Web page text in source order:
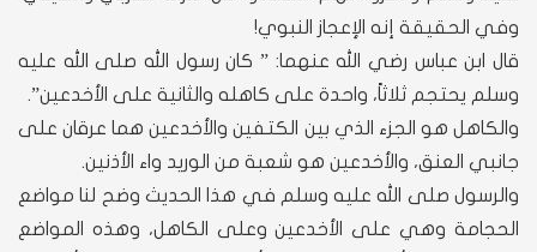
وفي الحقيقة إنه الإعجاز النبوي!
قال ابن عباس رضي الله عنهما: ” كان رسول الله صلى الله عليه
وسلم يحتجم ثلاثاً، واحدة على كاهله والثانية على الأخدعين”.
والكاهل هو الجزء الذي بين الكتفين والأخدعين هما عرقان على
جانبي العنق، والأخدعين هو شعبة من الوريد واء الأذنين.
والرسول صلى الله عليه وسلم في هذا الحديث وضح لنا مواضع
الحجامة وهي على الأخدعين وعلى الكاهل، وهذه المواضع